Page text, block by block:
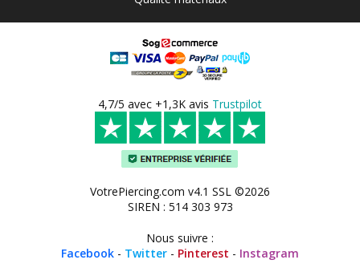
4,7/5 avec +1,3K avis Trustpilot
VotrePiercing.com v4.1 SSL ©2026
SIREN : 514 303 973
Nous suivre :
Facebook - Twitter - Pinterest - Instagram